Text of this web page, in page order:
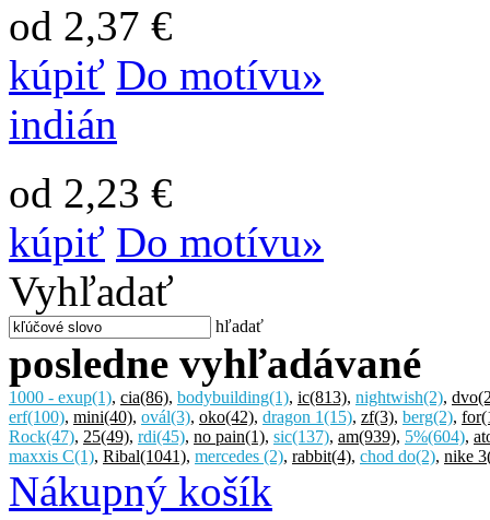
od 2,37 €
kúpiť Do motívu»
indián
od 2,23 €
kúpiť Do motívu»
Vyhľadať
hľadať
posledne vyhľadávané
1000 - exup(1), cia(86), bodybuilding(1), ic(813), nightwish(2), dvo
erf(100), mini(40), ovál(3), oko(42), dragon 1(15), zf(3), berg(2), for
Rock(47), 25(49), rdi(45), no pain(1), sic(137), am(939), 5%(604),
maxxis C(1), Ribal(1041), mercedes (2), rabbit(4), chod do(2), nike 3
Nákupný košík